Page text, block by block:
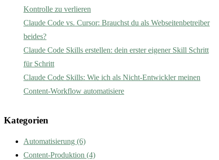
Kontrolle zu verlieren
Claude Code vs. Cursor: Brauchst du als Webseitenbetreiber
beides?
Claude Code Skills erstellen: dein erster eigener Skill Schritt
für Schritt
Claude Code Skills: Wie ich als Nicht-Entwickler meinen
Content-Workflow automatisiere
Kategorien
Automatisierung (6)
Content-Produktion (4)